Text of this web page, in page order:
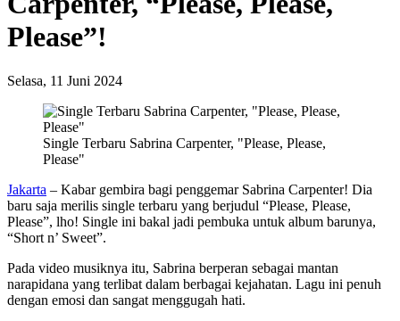
Please”!
Selasa, 11 Juni 2024
Single Terbaru Sabrina Carpenter, "Please, Please,
Please"
Jakarta – Kabar gembira bagi penggemar Sabrina Carpenter! Dia
baru saja merilis single terbaru yang berjudul “Please, Please,
Please”, lho! Single ini bakal jadi pembuka untuk album barunya,
“Short n’ Sweet”.
Pada video musiknya itu, Sabrina berperan sebagai mantan
narapidana yang terlibat dalam berbagai kejahatan. Lagu ini penuh
dengan emosi dan sangat menggugah hati.